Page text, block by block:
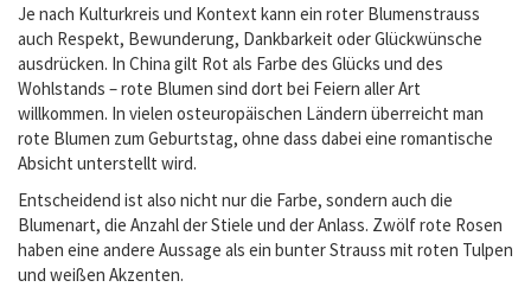
Je nach Kulturkreis und Kontext kann ein roter Blumenstrauss
auch Respekt, Bewunderung, Dankbarkeit oder Glückwünsche
ausdrücken. In China gilt Rot als Farbe des Glücks und des
Wohlstands – rote Blumen sind dort bei Feiern aller Art
willkommen. In vielen osteuropäischen Ländern überreicht man
rote Blumen zum Geburtstag, ohne dass dabei eine romantische
Absicht unterstellt wird.
Entscheidend ist also nicht nur die Farbe, sondern auch die
Blumenart, die Anzahl der Stiele und der Anlass. Zwölf rote Rosen
haben eine andere Aussage als ein bunter Strauss mit roten Tulpen
und weißen Akzenten.